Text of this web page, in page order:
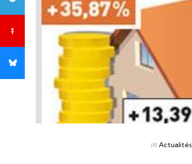
Categories
Posted
in Actualités